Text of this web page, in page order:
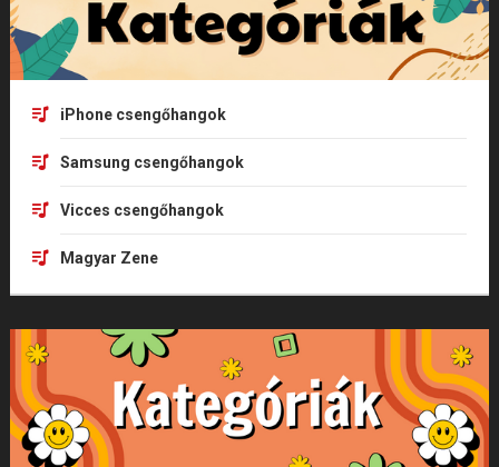
iPhone csengőhangok
Samsung csengőhangok
Vicces csengőhangok
Magyar Zene